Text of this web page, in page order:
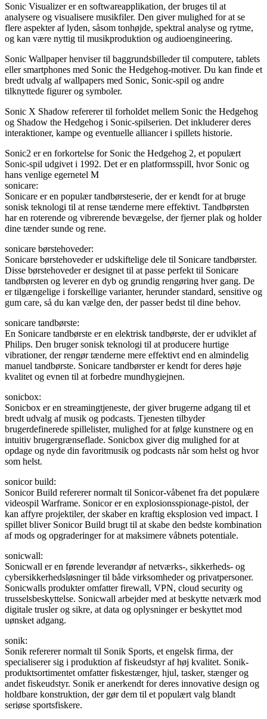
Sonic Visualizer er en softwareapplikation, der bruges til at
analysere og visualisere musikfiler. Den giver mulighed for at se
flere aspekter af lyden, såsom tonhøjde, spektral analyse og rytme,
og kan være nyttig til musikproduktion og audioengineering.
Sonic Wallpaper henviser til baggrundsbilleder til computere, tablets
eller smartphones med Sonic the Hedgehog-motiver. Du kan finde et
bredt udvalg af wallpapers med Sonic, Sonic-spil og andre
tilknyttede figurer og symboler.
Sonic X Shadow refererer til forholdet mellem Sonic the Hedgehog
og Shadow the Hedgehog i Sonic-spilserien. Det inkluderer deres
interaktioner, kampe og eventuelle alliancer i spillets historie.
Sonic2 er en forkortelse for Sonic the Hedgehog 2, et populært
Sonic-spil udgivet i 1992. Det er en platformsspill, hvor Sonic og
hans venlige egernetel M
sonicare:
Sonicare er en populær tandbørsteserie, der er kendt for at bruge
sonisk teknologi til at rense tænderne mere effektivt. Tandbørsten
har en roterende og vibrerende bevægelse, der fjerner plak og holder
dine tænder sunde og rene.
sonicare børstehoveder:
Sonicare børstehoveder er udskiftelige dele til Sonicare tandbørster.
Disse børstehoveder er designet til at passe perfekt til Sonicare
tandbørsten og leverer en dyb og grundig rengøring hver gang. De
er tilgængelige i forskellige varianter, herunder standard, sensitive og
gum care, så du kan vælge den, der passer bedst til dine behov.
sonicare tandbørste:
En Sonicare tandbørste er en elektrisk tandbørste, der er udviklet af
Philips. Den bruger sonisk teknologi til at producere hurtige
vibrationer, der rengør tænderne mere effektivt end en almindelig
manuel tandbørste. Sonicare tandbørster er kendt for deres høje
kvalitet og evnen til at forbedre mundhygiejnen.
sonicbox:
Sonicbox er en streamingtjeneste, der giver brugerne adgang til et
bredt udvalg af musik og podcasts. Tjenesten tilbyder
brugerdefinerede spillelister, mulighed for at følge kunstnere og en
intuitiv brugergrænseflade. Sonicbox giver dig mulighed for at
opdage og nyde din favoritmusik og podcasts når som helst og hvor
som helst.
sonicor build:
Sonicor Build refererer normalt til Sonicor-våbenet fra det populære
videospil Warframe. Sonicor er en explosionsspionage-pistol, der
kan affyre projektiler, der skaber en kraftig eksplosion ved impact. I
spillet bliver Sonicor Build brugt til at skabe den bedste kombination
af mods og opgraderinger for at maksimere våbnets potentiale.
sonicwall:
Sonicwall er en førende leverandør af netværks-, sikkerheds- og
cybersikkerhedsløsninger til både virksomheder og privatpersoner.
Sonicwalls produkter omfatter firewall, VPN, cloud security og
trusselsbeskyttelse. Sonicwall arbejder med at beskytte netværk mod
digitale trusler og sikre, at data og oplysninger er beskyttet mod
uønsket adgang.
sonik:
Sonik refererer normalt til Sonik Sports, et engelsk firma, der
specialiserer sig i produktion af fiskeudstyr af høj kvalitet. Sonik-
produktsortimentet omfatter fiskestænger, hjul, tasker, stænger og
andet fiskeudstyr. Sonik er anerkendt for deres innovative design og
holdbare konstruktion, der gør dem til et populært valg blandt
seriøse sportsfiskere.